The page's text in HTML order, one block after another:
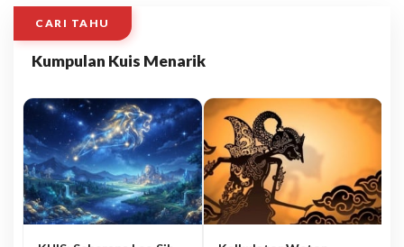
CARI TAHU
Kumpulan Kuis Menarik